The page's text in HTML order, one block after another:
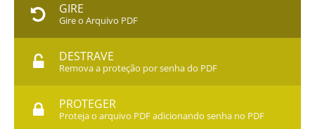
GIRE
Gire o Arquivo PDF
DESTRAVE
Remova a proteção por senha do PDF
PROTEGER
Proteja o arquivo PDF adicionando senha no PDF